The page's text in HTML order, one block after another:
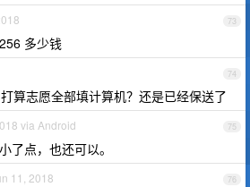
73
多少钱
74
算志愿全部填计算机？还是已经保送了
75
via Android
了点，也还可以。
76
11, 2018